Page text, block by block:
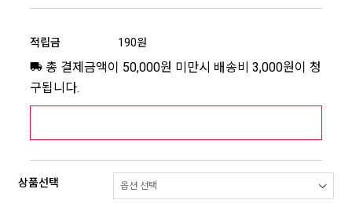
적립금 190원
총 결제금액이 50,000원 미만시 배송비 3,000원이 청
구됩니다.
상품선택